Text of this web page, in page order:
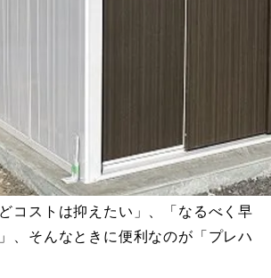
コストは抑えたい」、「なるべく早
、そんなときに便利なのが「プレハ